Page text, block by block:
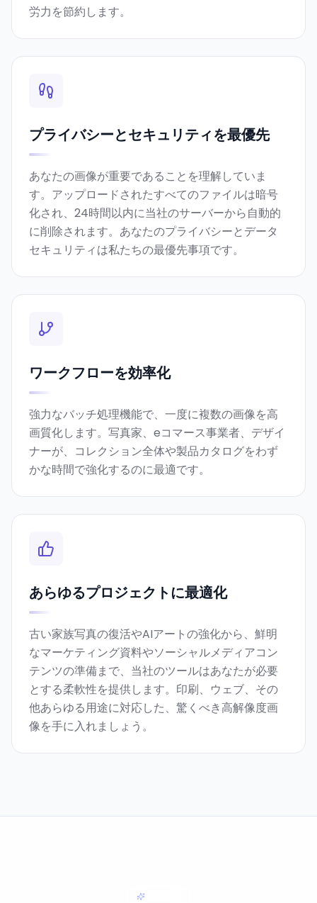
労力を節約します。
プライバシーとセキュリティを最優先
あなたの画像が重要であることを理解していま
す。アップロードされたすべてのファイルは暗号
化され、24時間以内に当社のサーバーから自動的
に削除されます。あなたのプライバシーとデータ
セキュリティは私たちの最優先事項です。
ワークフローを効率化
強力なバッチ処理機能で、一度に複数の画像を高
画質化します。写真家、eコマース事業者、デザイ
ナーが、コレクション全体や製品カタログをわず
かな時間で強化するのに最適です。
あらゆるプロジェクトに最適化
古い家族写真の復活やAIアートの強化から、鮮明
なマーケティング資料やソーシャルメディアコン
テンツの準備まで、当社のツールはあなたが必要
とする柔軟性を提供します。印刷、ウェブ、その
他あらゆる用途に対応した、驚くべき高解像度画
像を手に入れましょう。
簡単編集